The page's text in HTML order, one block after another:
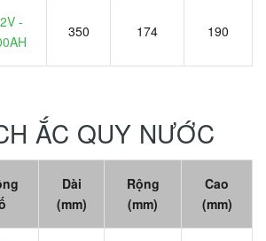
-
350 174 190
ẮC QUY NƯỚC
Dài
(mm)
Rộng
(mm)
Cao
(mm)